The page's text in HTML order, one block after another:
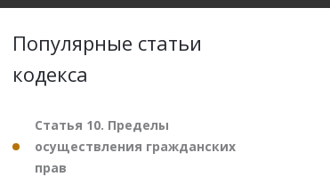
Популярные статьи
кодекса
Статья 10. Пределы
осуществления гражданских
прав